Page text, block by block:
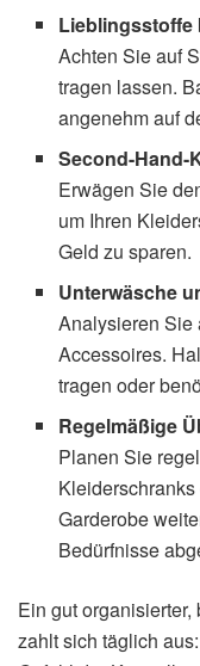
Lieblingsstoffe
Achten Sie auf
tragen lassen.
angenehm auf
Second-Hand-
Erwägen Sie
um Ihren
Geld zu sparen.
Unterwäsche
Analysieren Sie
Accessoires.
tragen oder
Regelmäßige
Planen Sie
Garderobe
Bedürfnisse
Ein gut
zahlt sich täglich